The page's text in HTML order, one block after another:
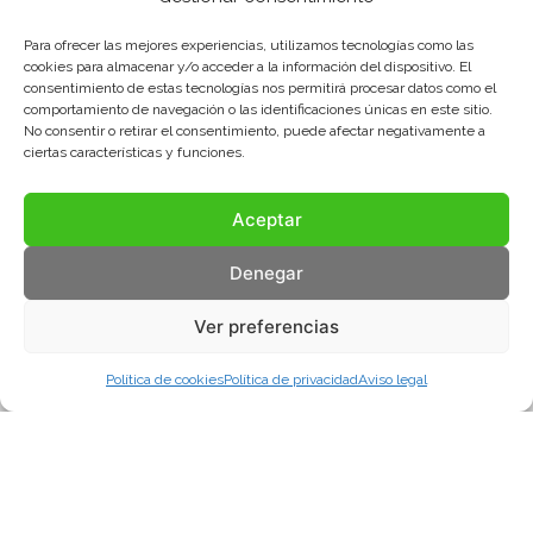
Para ofrecer las mejores experiencias, utilizamos tecnologías como las
cookies para almacenar y/o acceder a la información del dispositivo. El
consentimiento de estas tecnologías nos permitirá procesar datos como el
comportamiento de navegación o las identificaciones únicas en este sitio.
No consentir o retirar el consentimiento, puede afectar negativamente a
ciertas características y funciones.
Aceptar
Denegar
Ver preferencias
Política de cookiesPolítica de privacidadAviso legal